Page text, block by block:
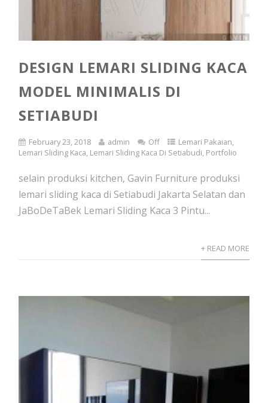
DESIGN LEMARI SLIDING KACA
MODEL MINIMALIS DI
SETIABUDI
February 23, 2018 admin Off Lemari Pakaian,
Lemari Sliding Kaca, Lemari Sliding Kaca Di Setiabudi, Portfolio
selain produksi kitchen, Gavin Furniture produksi
lemari sliding kaca di Setiabudi Jakarta Selatan dan
JaBoDeTaBek Lemari Sliding Kaca 3 Pintu...
+ READ MORE